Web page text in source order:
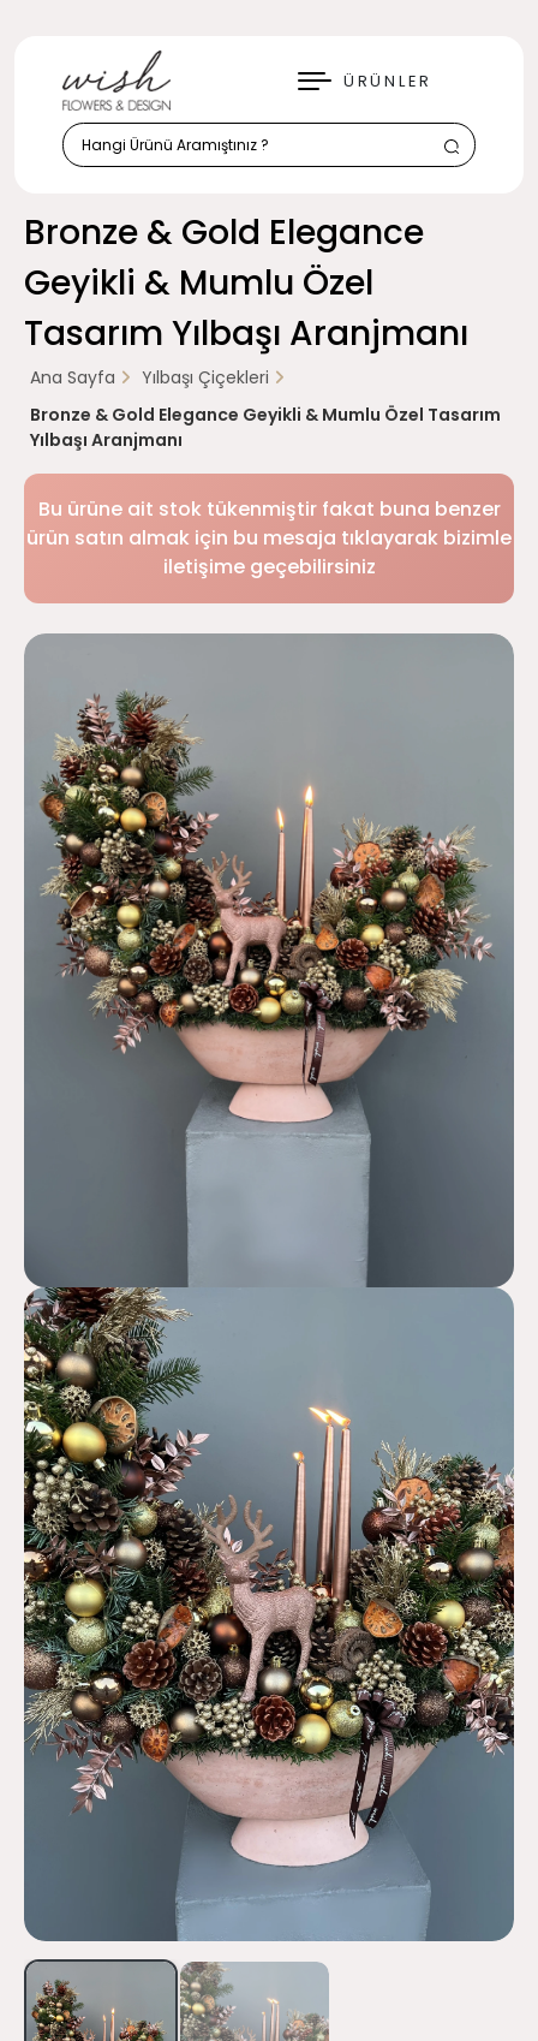
ÜRÜNLER
KAPAT
Bronze & Gold Elegance
Geyikli & Mumlu Özel
Tasarım Yılbaşı Aranjmanı
Ana Sayfa
Yılbaşı Çiçekleri
Bronze & Gold Elegance Geyikli & Mumlu Özel Tasarım
Yılbaşı Aranjmanı
Bu ürüne ait stok tükenmiştir fakat buna benzer
ürün satın almak için bu mesaja tıklayarak bizimle
iletişime geçebilirsiniz